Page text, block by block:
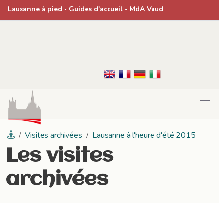
Lausanne à pied - Guides d'accueil - MdA Vaud
Off-
Visites archivées Lausanne à l'heure d'été 2015
Les visites
archivées